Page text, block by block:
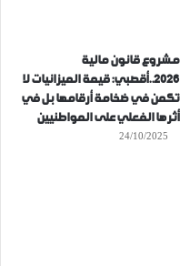
مشروع قانون مالية
2026..أقصبي: قيمة الميزانيات لا
تكمن في ضخامة أرقامها بل في
أثرها الفعلي على المواطنيين
24/10/2025